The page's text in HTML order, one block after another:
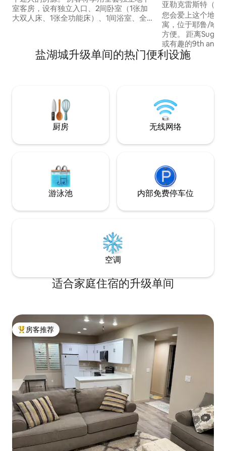
室客房，设有独立入口、2间卧室（1张加
大双人床、1张全功能床）、1间浴室、全
节目，以及供您使用的私人洗衣房。 距离
南城博览中心仅5分钟车程，距离机场仅20
亚勒克雷斯特（
事！
您会爱上这个地方的！ 新装修的
寓，位于耶鲁/哈
方便。 距离Sugarhouse市中心、犹他大学
或有趣的9th and
外，前往盐湖城（
（Park City）也很方便。 包
机/烘干机和全功
盐湖城升级单间的热门便利设施
厨房 无线网络
游泳池 内部免费停车位
空调
适合家庭住宿的升级单间
热门「房客推荐」
房客推荐